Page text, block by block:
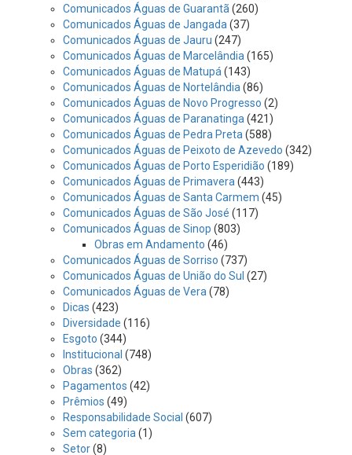
Comunicados Águas de Guarantã (260)
Comunicados Águas de Jangada (37)
Comunicados Águas de Jauru (247)
Comunicados Águas de Marcelândia (165)
Comunicados Águas de Matupá (143)
Comunicados Águas de Nortelândia (86)
Comunicados Águas de Novo Progresso (2)
Comunicados Águas de Paranatinga (421)
Comunicados Águas de Pedra Preta (588)
Comunicados Águas de Peixoto de Azevedo (342)
Comunicados Águas de Porto Esperidião (189)
Comunicados Águas de Primavera (443)
Comunicados Águas de Santa Carmem (45)
Comunicados Águas de São José (117)
Comunicados Águas de Sinop (803)
Obras em Andamento (46)
Comunicados Águas de Sorriso (737)
Comunicados Águas de União do Sul (27)
Comunicados Águas de Vera (78)
Dicas (423)
Diversidade (116)
Esgoto (344)
Institucional (748)
Obras (362)
Pagamentos (42)
Prêmios (49)
Responsabilidade Social (607)
Sem categoria (1)
Setor(8)